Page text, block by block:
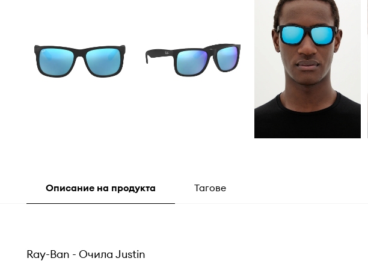
Описание на продукта Тагове
Ray-Ban - Очила Justin